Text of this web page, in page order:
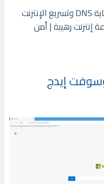
افضل الخدمات لحماية DNS وتسريع الإنترنت
إنترنت رهيبة | أمن
إيدج